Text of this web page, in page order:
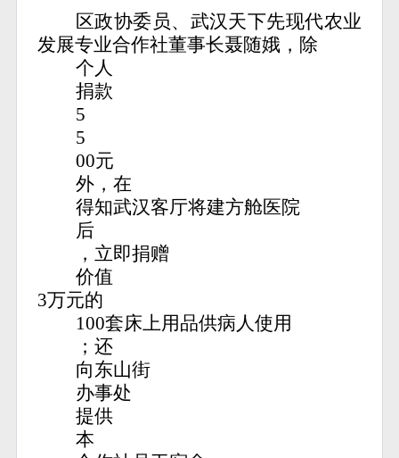
区政协委员、武汉天下先现代农业
发展专业合作社董事长聂随娥，除
个人
捐款
5
5
00元
外，在
得知武汉客厅将建方舱医院
后
，立即捐赠
价值
3万元的
100套床上用品供病人使用
；还
向东山街
办事处
提供
本